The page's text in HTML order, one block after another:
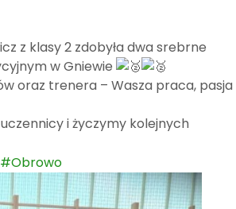
z klasy 2 zdobyła dwa srebrne
w Gniewie
oraz trenera – Wasza praca, pasja
i życzymy kolejnych
#Obrowo